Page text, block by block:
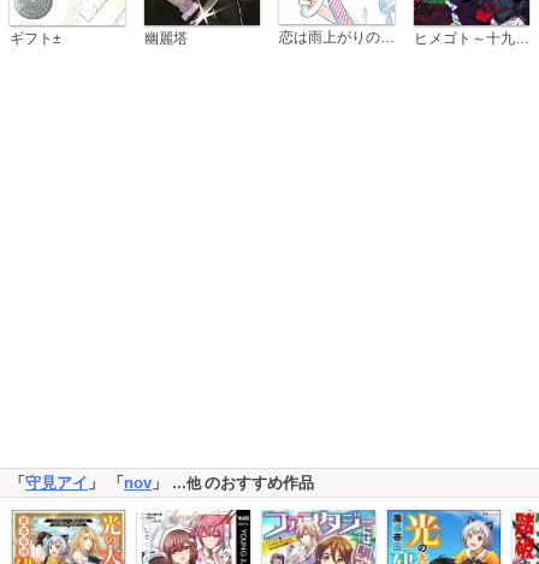
ギフト± 幽麗塔 恋は雨上がりのように
「 守見アイ 」 「 nov 」 …他のおすすめ作品